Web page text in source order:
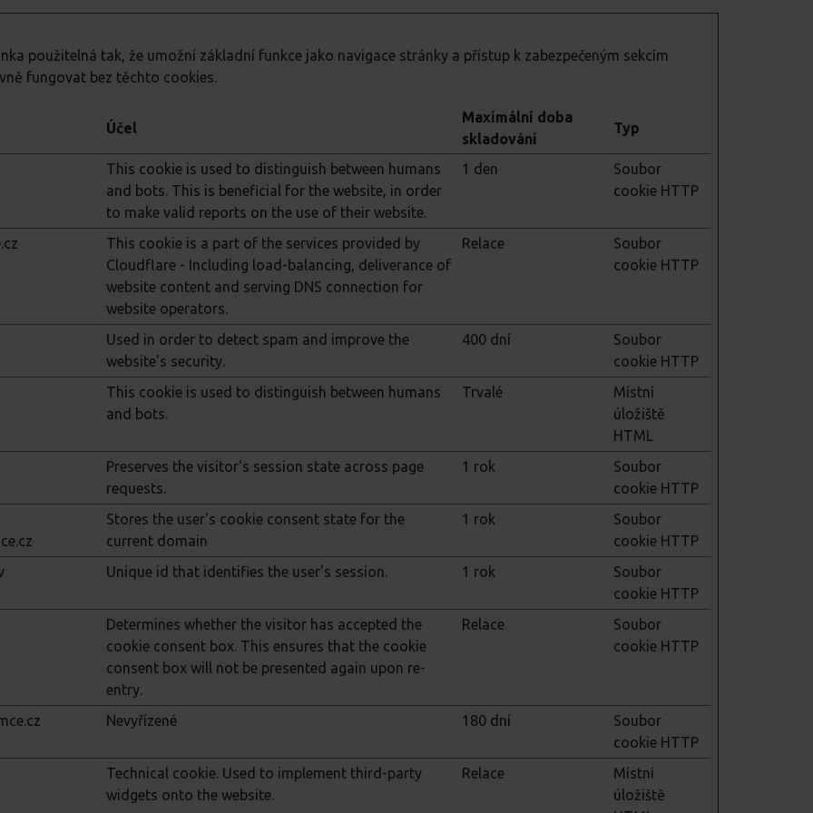
použitelná tak, že umožní základní funkce jako navigace stránky a přístup k zabezpečeným sekcím
fungovat bez těchto cookies.
Účel
Maximální doba
skladování
Typ
This cookie is used to distinguish between humans
and bots. This is beneficial for the website, in order
to make valid reports on the use of their website.
1 den
Soubor
cookie HTTP
This cookie is a part of the services provided by
Cloudflare - Including load-balancing, deliverance of
website content and serving DNS connection for
website operators.
Relace
Soubor
cookie HTTP
Used in order to detect spam and improve the
website's security.
400 dní
Soubor
cookie HTTP
This cookie is used to distinguish between humans
and bots.
Trvalé
Místní
úložiště
HTML
Preserves the visitor's session state across page
requests.
1 rok
Soubor
cookie HTTP
Stores the user's cookie consent state for the
current domain
1 rok
Soubor
cookie HTTP
Unique id that identifies the user's session. 1 rok
Soubor
cookie HTTP
Determines whether the visitor has accepted the
cookie consent box. This ensures that the cookie
consent box will not be presented again upon re-
entry.
Relace
Soubor
cookie HTTP
Nevyřízené 180 dní
Soubor
cookie HTTP
Technical cookie. Used to implement third-party
widgets onto the website.
Relace
Místní
úložiště